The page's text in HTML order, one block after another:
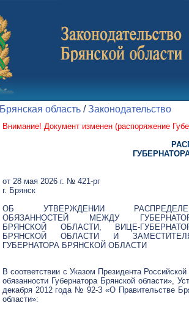
Брянская область /Законодательство
Внимание! Документ изменен (распоряжение
от 28 мая 2026 г. № 421-рг
г. Брянск
ОБ УТВЕРЖДЕНИИ
ОБЯЗАННОСТЕЙ МЕЖДУ
БРЯНСКОЙ ОБЛАСТИ, ВИЦЕ-
БРЯНСКОЙ ОБЛАСТИ И
ГУБЕРНАТОРА БРЯНСКОЙ ОБЛАСТИ
В соответствии с Указом Президента
обязанности Губернатора Брянской области»,
декабря 2012 года № 92-З «О Правительстве
области»: